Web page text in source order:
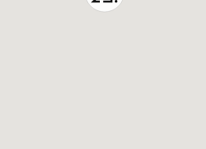
de rejoindre